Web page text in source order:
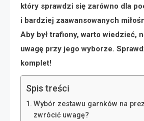
który sprawdzi się zarówno dla
i bardziej zaawansowanych
Aby był trafiony, warto wiedzieć,
uwagę przy jego wyborze.
komplet!
Spis treści
Wybór zestawu garnków na
zwrócić uwagę?